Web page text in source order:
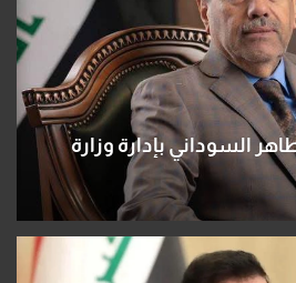
السوداني بإدارة وزارة